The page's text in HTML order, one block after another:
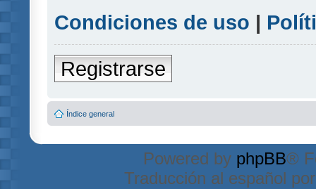
Condiciones de uso |
Registrarse
Índice general
Powered by phpBB®
Traducción al español